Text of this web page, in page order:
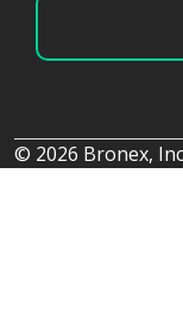
© 2026 Bronex,